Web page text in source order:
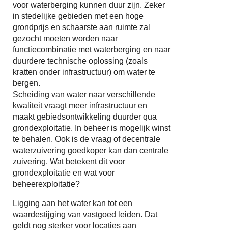
voor waterberging kunnen duur zijn. Zeker
in stedelijke gebieden met een hoge
grondprijs en schaarste aan ruimte zal
gezocht moeten worden naar
functiecombinatie met waterberging en naar
duurdere technische oplossing (zoals
kratten onder infrastructuur) om water te
bergen.
Scheiding van water naar verschillende
kwaliteit vraagt meer infrastructuur en
maakt gebiedsontwikkeling duurder qua
grondexploitatie. In beheer is mogelijk winst
te behalen. Ook is de vraag of decentrale
waterzuivering goedkoper kan dan centrale
zuivering. Wat betekent dit voor
grondexploitatie en wat voor
beheerexploitatie?
Ligging aan het water kan tot een
waardestijging van vastgoed leiden. Dat
geldt nog sterker voor locaties aan